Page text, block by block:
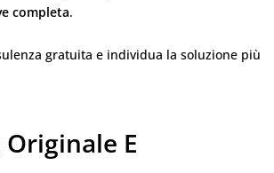
completa.
gratuita e individua la soluzione più
E